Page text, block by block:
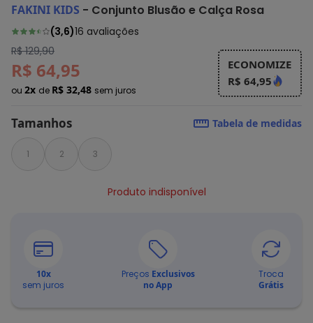
FAKINI KIDS - Conjunto Blusão e Calça Rosa
(3,6)16 avaliações
R$ 129,90
R$ 64,95
ou 2x de R$ 32,48 sem juros
ECONOMIZE
R$ 64,95
Tamanhos Tabela de medidas
1 2 3
Produto indisponível
10x
sem juros
Preços Exclusivos
no App
Troca
Grátis